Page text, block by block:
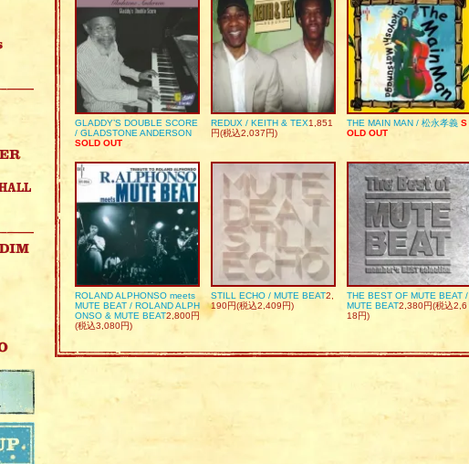
GLADDY’S DOUBLE SCORE
/ GLADSTONE ANDERSON
SOLD OUT
REDUX / KEITH & TEX1,851
円(税込2,037円)
THE MAIN MAN / 松永孝義 S
OLD OUT
ROLAND ALPHONSO meets
MUTE BEAT / ROLAND ALPH
ONSO & MUTE BEAT2,800円
(税込3,080円)
STILL ECHO / MUTE BEAT2,
190円(税込2,409円)
THE BEST OF MUTE BEAT /
MUTE BEAT2,380円(税込2,6
18円)